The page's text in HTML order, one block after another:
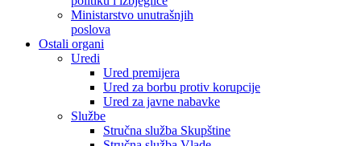
Ministarstvo unutrašnjih
poslova
Ostali organi
Uredi
Ured premijera
Ured za borbu protiv korupcije
Ured za javne nabavke
Službe
Stručna služba Skupštine